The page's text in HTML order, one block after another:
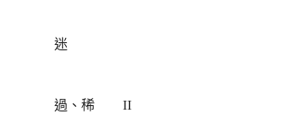
迷
過、稀 II